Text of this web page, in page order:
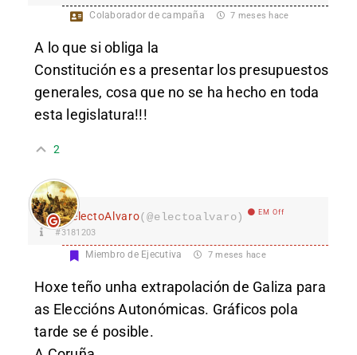
Colaborador de campaña 7 meses hace
A lo que si obliga la
Constitución es a presentar los presupuestos
generales, cosa que no se ha hecho en toda
esta legislatura!!!
2
electoAlvaro(@electoalvaro) EM Off
#3181203
Miembro de Ejecutiva 7 meses hace
Hoxe teño unha extrapolación de Galiza para
as Eleccións Autonómicas. Gráficos pola
tarde se é posible.